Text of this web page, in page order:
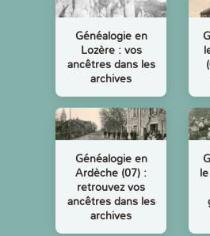
Généalogie en
Lozère : vos
ancêtres dans les
archives
Généalogie en
Ardèche (07) :
retrouvez vos
ancêtres dans les
archives